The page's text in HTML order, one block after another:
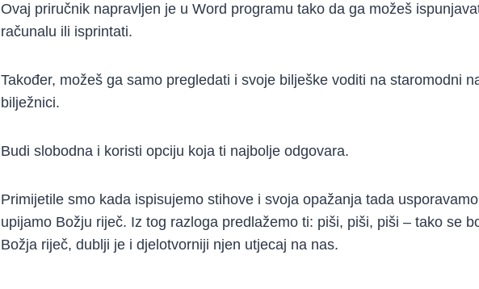
Ovaj priručnik napravljen je u Word programu tako da ga možeš
računalu ili isprintati.
Također, možeš ga samo pregledati i svoje bilješke voditi na staromodni
bilježnici.
Budi slobodna i koristi opciju koja ti najbolje odgovara.
Primijetile smo kada ispisujemo stihove i svoja opažanja tada
upijamo Božju riječ. Iz tog razloga predlažemo ti: piši, piši, piši – tako se
Božja riječ, dublji je i djelotvorniji njen utjecaj na nas.